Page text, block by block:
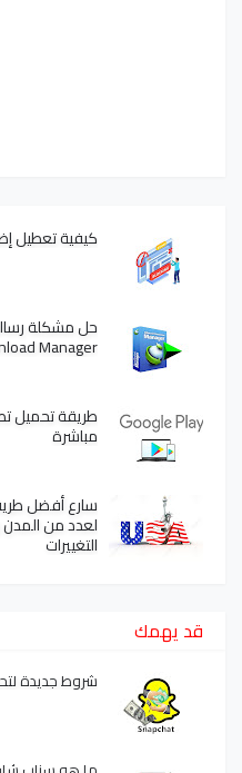
كيفية تعطيل
حل مشكلة
Manager
مباشرة
سارع أفضل
لعدد من المدن
التغييرات
قد يهمك
شروط جديدة